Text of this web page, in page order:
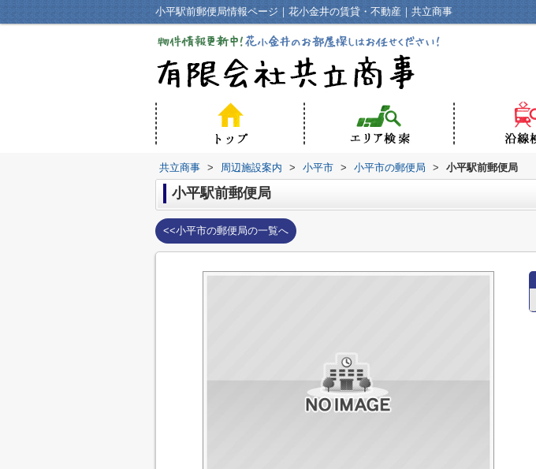
小平駅前郵便局情報ページ｜花小金井の賃貸・不動産｜共立商事
共立商事 > 周辺施設案内 > 小平市 > 小平市の郵便局 > 小平駅前郵便局
小平駅前郵便局
<<小平市の郵便局の一覧へ